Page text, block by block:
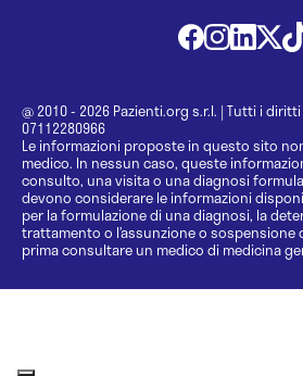
@ 2010 - 2026 Pazienti.org s.r.l. | Tutti i
07112280966
Le informazioni proposte in questo sito
medico. In nessun caso, queste
consulto, una visita o una diagnosi
devono considerare le informazioni
per la formulazione di una diagnosi, la
trattamento o l’assunzione o sospensione
prima consultare un medico di medicina